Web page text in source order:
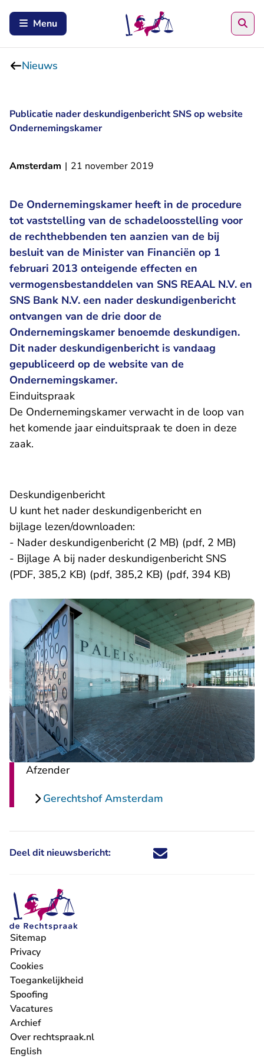
Menu
Nieuws
Publicatie nader deskundigenbericht SNS op website
Ondernemingskamer
Amsterdam | 21 november 2019
De Ondernemingskamer heeft in de procedure
tot vaststelling van de schadeloosstelling voor
de rechthebbenden ten aanzien van de bij
besluit van de Minister van Financiën op 1
februari 2013 onteigende effecten en
vermogensbestanddelen van SNS REAAL N.V. en
SNS Bank N.V. een nader deskundigenbericht
ontvangen van de drie door de
Ondernemingskamer benoemde deskundigen.
Dit nader deskundigenbericht is vandaag
gepubliceerd op de website van de
Ondernemingskamer.
Einduitspraak
De Ondernemingskamer verwacht in de loop van
het komende jaar einduitspraak te doen in deze
zaak.
Deskundigenbericht
U kunt het nader deskundigenbericht en
bijlage lezen/downloaden:
- Nader deskundigenbericht (2 MB) (pdf, 2 MB)
- Bijlage A bij nader deskundigenbericht SNS
(PDF, 385,2 KB) (pdf, 385,2 KB) (pdf, 394 KB)
Afzender
Gerechtshof Amsterdam
Deel dit nieuwsbericht: Deel dit nieuwsbericht via X -
Deel dit nieuwsbericht via
Deel dit nieuwsbericht
Deel dit
Sitemap
Privacy
Cookies
Toegankelijkheid
Spoofing
Vacatures
- U verlaat Rechtspraak.nl
Archief
Over rechtspraak.nl
English